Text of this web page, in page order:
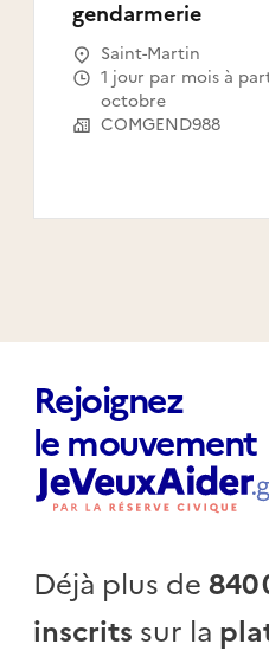
gendarmerie
Saint-Martin
1 jour par mois à partir du 9
octobre
COMGEND988
Rejoignez
le mouvement
Déjà plus de840
inscrits sur la